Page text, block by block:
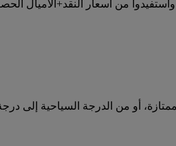
من أسعار النقد+الأميال
أو من الدرجة السياحية إلى